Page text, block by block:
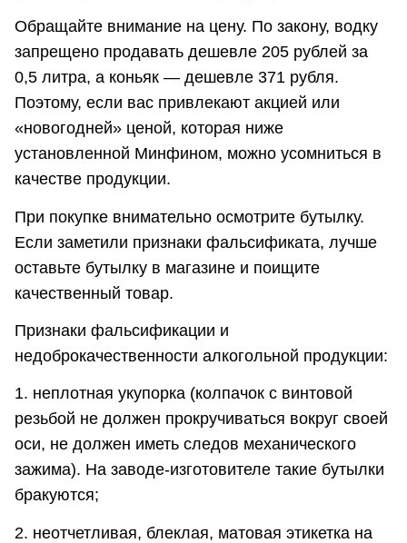
Обращайте внимание на цену. По закону, водку
запрещено продавать дешевле 205 рублей за
0,5 литра, а коньяк — дешевле 371 рубля.
Поэтому, если вас привлекают акцией или
«новогодней» ценой, которая ниже
установленной Минфином, можно усомниться в
качестве продукции.
При покупке внимательно осмотрите бутылку.
Если заметили признаки фальсификата, лучше
оставьте бутылку в магазине и поищите
качественный товар.
Признаки фальсификации и
недоброкачественности алкогольной продукции:
1. неплотная укупорка (колпачок с винтовой
резьбой не должен прокручиваться вокруг своей
оси, не должен иметь следов механического
зажима). На заводе-изготовителе такие бутылки
бракуются;
2. неотчетливая, блеклая, матовая этикетка на